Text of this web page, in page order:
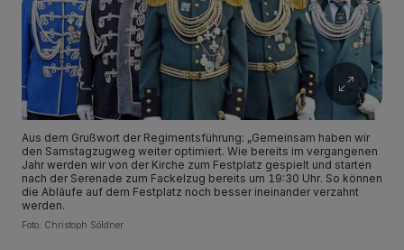
Aus dem Grußwort der Regimentsführung: „Gemeinsam haben wir
den Samstagzugweg weiter optimiert. Wie bereits im vergangenen
Jahr werden wir von der Kirche zum Festplatz gespielt und starten
nach der Serenade zum Fackelzug bereits um 19:30 Uhr. So können
die Abläufe auf dem Festplatz noch besser ineinander verzahnt
werden.
Foto: Christoph Söldner